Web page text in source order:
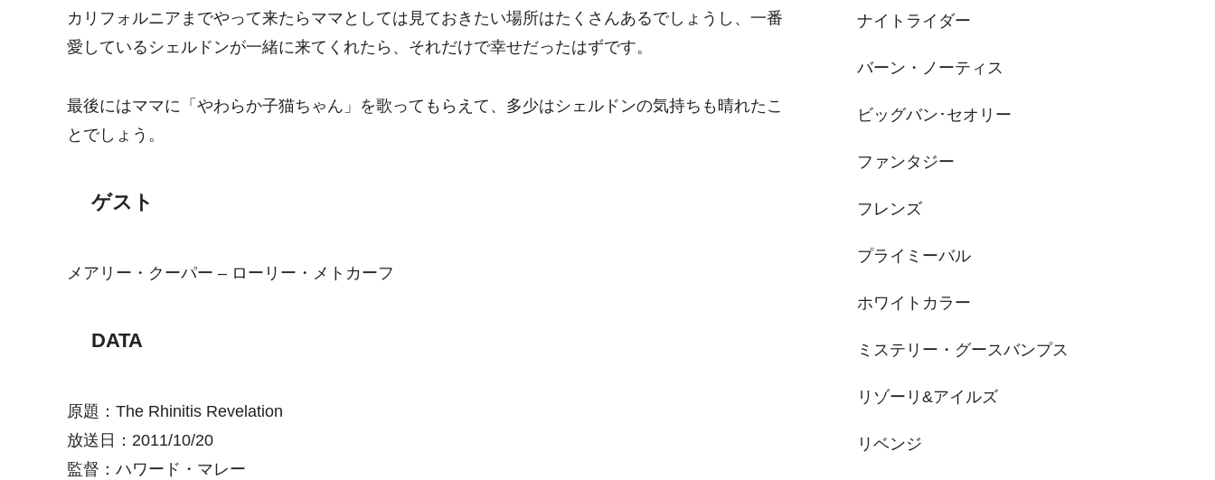
カリフォルニアまでやって来たらママとしては見ておきたい場所はたくさんあるでしょうし、一番
愛しているシェルドンが一緒に来てくれたら、それだけで幸せだったはずです。
最後にはママに「やわらか子猫ちゃん」を歌ってもらえて、多少はシェルドンの気持ちも晴れたこ
とでしょう。
ゲスト
メアリー・クーパー – ローリー・メトカーフ
DATA
原題：The Rhinitis Revelation
放送日：2011/10/20
監督：ハワード・マレー
ナイトライダー
バーン・ノーティス
ビッグバン･セオリー
ファンタジー
フレンズ
プライミーバル
ホワイトカラー
ミステリー・グースバンプス
リゾーリ&アイルズ
リベンジ